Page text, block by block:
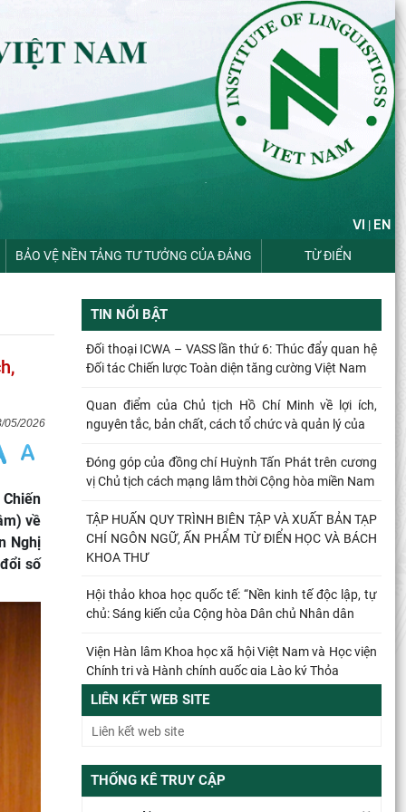
VI | EN
BẢO VỆ NỀN TẢNG TƯ TƯỞNG CỦA ĐẢNG TỪ ĐIỂN
05/2026
về
Nghị
số
TIN NỔI BẬT
Đối thoại ICWA – VASS lần thứ 6: Thúc đẩy quan hệ
Đối tác Chiến lược Toàn diện tăng cường Việt Nam
Quan điểm của Chủ tịch Hồ Chí Minh về lợi ích,
nguyên tắc, bản chất, cách tổ chức và quản lý của
Đóng góp của đồng chí Huỳnh Tấn Phát trên cương
vị Chủ tịch cách mạng lâm thời Cộng hòa miền Nam
TẬP HUẤN QUY TRÌNH BIÊN TẬP VÀ XUẤT BẢN TẠP
CHÍ NGÔN NGỮ, ẤN PHẨM TỪ ĐIỂN HỌC VÀ BÁCH
KHOA THƯ
Hội thảo khoa học quốc tế: “Nền kinh tế độc lập, tự
chủ: Sáng kiến của Cộng hòa Dân chủ Nhân dân
Viện Hàn lâm Khoa học xã hội Việt Nam và Học viện
Chính trị và Hành chính quốc gia Lào ký Thỏa
Đổi mới công tác kiểm tra, giám sát tại Chi bộ Viện
Nhà nước và Pháp luật: Gắn siết chặt kỷ cương
Từ quan niệm của C.Mác về công bằng phân phối
đến nguyên tắc phân phối trong nền kinh tế thị
LIÊN KẾT WEB SITE
THỐNG KÊ TRUY CẬP